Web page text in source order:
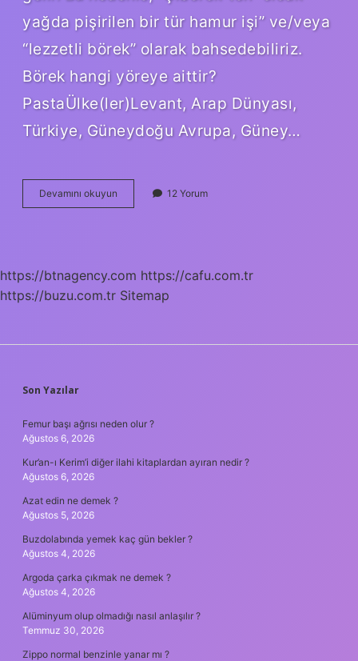
yağda pişirilen bir tür hamur işi” ve/veya
“lezzetli börek” olarak bahsedebiliriz.
Börek hangi yöreye aittir?
PastaÜlke(ler)Levant, Arap Dünyası,
Türkiye, Güneydoğu Avrupa, Güney…
Devamını okuyun
Hangi
12 Yorum
https://btnagency.com https://cafu.com.tr
https://buzu.com.tr Sitemap
SIDEBAR
Son Yazılar
Femur başı ağrısı neden olur ?
Ağustos 6, 2026
Kur’an-ı Kerim’i diğer ilahi kitaplardan ayıran nedir ?
Ağustos 6, 2026
Azat edin ne demek ?
Ağustos 5, 2026
Buzdolabında yemek kaç gün bekler ?
Ağustos 4, 2026
Argoda çarka çıkmak ne demek ?
Ağustos 4, 2026
Alüminyum olup olmadığı nasıl anlaşılır ?
Temmuz 30, 2026
Zippo normal benzinle yanar mı ?